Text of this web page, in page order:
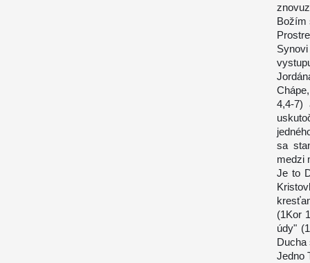
Božím
4,4-7)
sa
medzi
Je to
(1Kor
údy"
Ducha
Jedno